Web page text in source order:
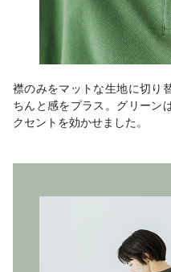
襟のみをマットな生地に切り
ちんと感をプラス。グリーン
クセントを効かせました。